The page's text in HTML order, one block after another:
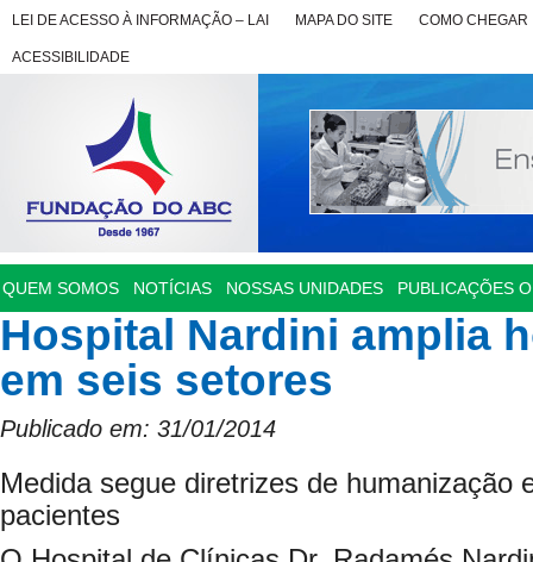
LEI DE ACESSO À INFORMAÇÃO – LAI MAPA DO SITE COMO CHEGAR
ACESSIBILIDADE
QUEM SOMOS NOTÍCIAS NOSSAS UNIDADES PUBLICAÇÕES
Hospital Nardini amplia
em seis setores
Publicado em: 31/01/2014
Medida segue diretrizes de humanização
pacientes